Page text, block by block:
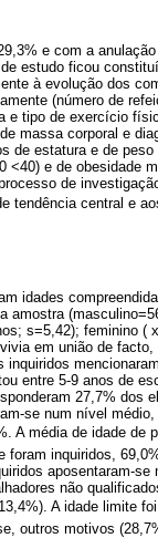
e com a
estudo ficou
à evolução dos
(número de
e tipo de exercício
massa corporal e
de estatura e de
<40) e de obesidade
de
tendência central e
idades
amostra
s=5,42); feminino
em união de
entre 5-9 anos de
27,7%
se num nível
A média de idade de
foram inquiridos,
aposentaram-
não
A idade limite
outros motivos